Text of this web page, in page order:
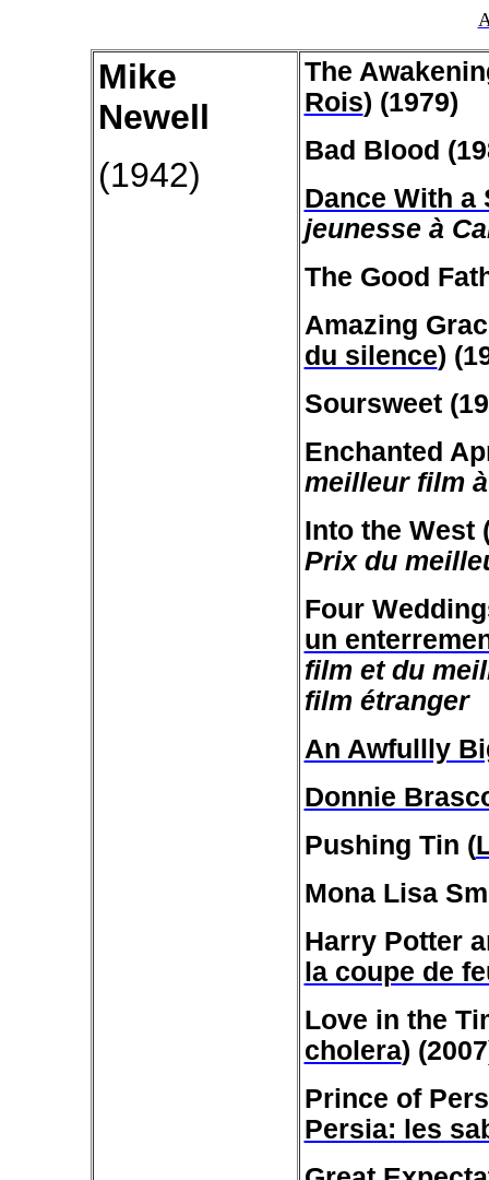
Mike
Newell
(1942)
The
Rois) (1979)
Bad Blood
Dance With a
jeunesse à
The Good
Amazing
du silence)
Soursweet
Enchanted
meilleur film
Into the West
Prix du
Four
un
film et du
film étranger
An Awfullly
Donnie
Pushing Tin (
Mona Lisa
Harry Potter
la coupe de
Love in the
cholera)
Prince of
Persia: les